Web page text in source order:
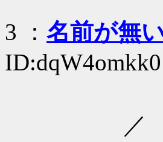
3 ： 名前が無
ID:dqW4omkk0
／￣